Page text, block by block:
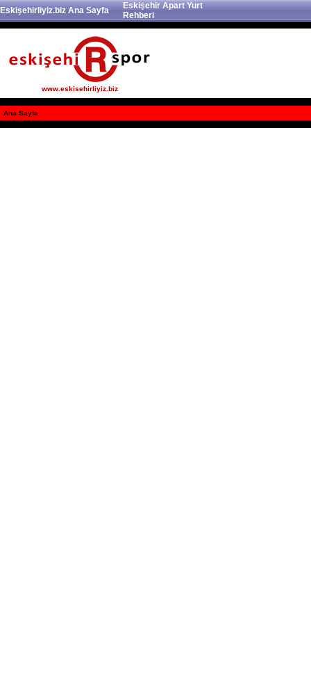
Eskişehirliyiz.biz Ana Sayfa
Eskişehir Apart Yurt
Rehberi
www.eskisehirliyiz.biz
Ana Sayfa